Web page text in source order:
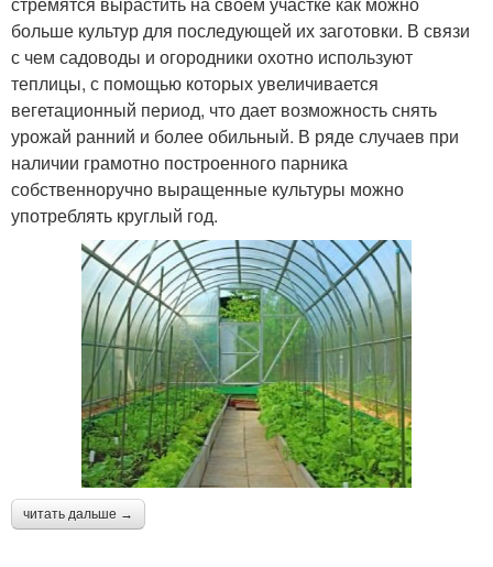
больше культур для последующей их заготовки. В связи
с чем садоводы и огородники охотно используют
теплицы, с помощью которых увеличивается
вегетационный период, что дает возможность снять
урожай ранний и более обильный. В ряде случаев при
наличии грамотно построенного парника
собственноручно выращенные культуры можно
употреблять круглый год.
читать дальше →